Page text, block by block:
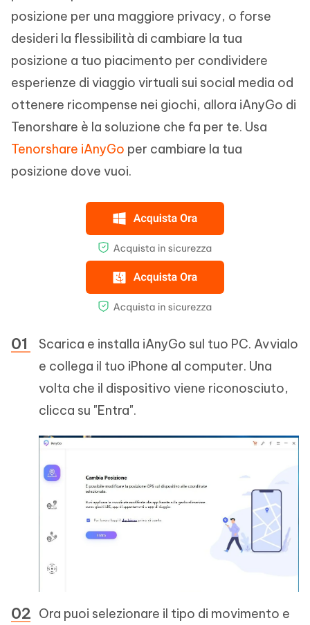
posizione per una maggiore privacy, o forse
desideri la flessibilità di cambiare la tua
posizione a tuo piacimento per condividere
esperienze di viaggio virtuali sui social media od
ottenere ricompense nei giochi, allora iAnyGo di
Tenorshare è la soluzione che fa per te. Usa
Tenorshare iAnyGo per cambiare la tua
posizione dove vuoi.
Scarica e installa iAnyGo sul tuo PC. Avvialo
e collega il tuo iPhone al computer. Una
volta che il dispositivo viene riconosciuto,
clicca su "Entra".
Ora puoi selezionare il tipo di movimento e